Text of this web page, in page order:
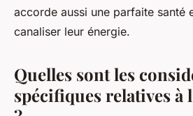
accorde aussi une parfaite santé
canaliser leur énergie.
Quelles sont les
spécifiques relatives à